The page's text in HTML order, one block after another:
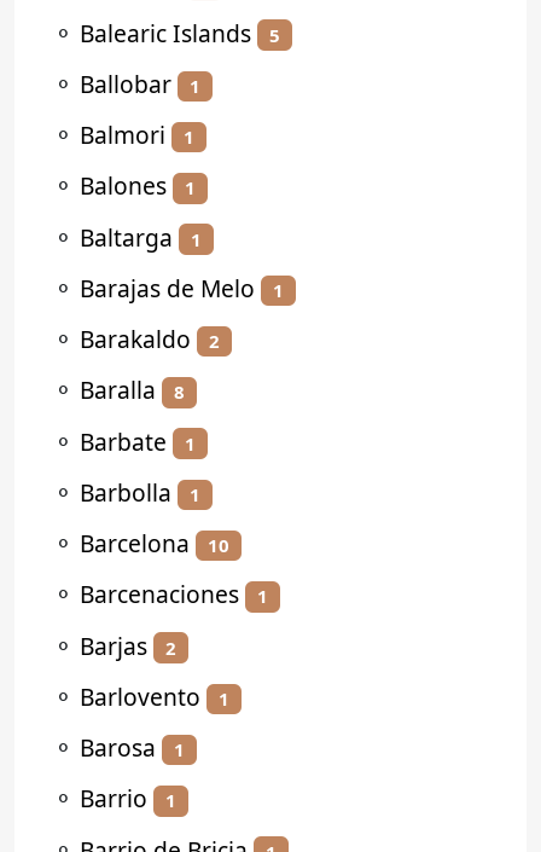
⚬ Balearic Islands 5
⚬ Ballobar 1
⚬ Balmori 1
⚬ Balones 1
⚬ Baltarga 1
⚬ Barajas de Melo 1
⚬ Barakaldo 2
⚬ Baralla 8
⚬ Barbate 1
⚬ Barbolla 1
⚬ Barcelona 10
⚬ Barcenaciones 1
⚬ Barjas 2
⚬ Barlovento 1
⚬ Barosa 1
⚬ Barrio 1